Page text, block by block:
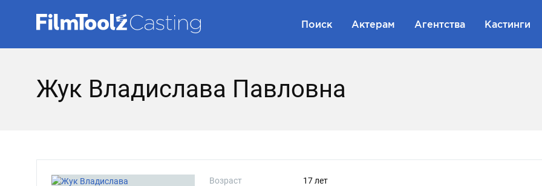
Поиск Актерам Агентства Кастинги
Жук Владислава Павловна
Возраст
17 лет